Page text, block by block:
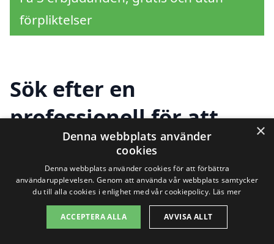
förpliktelser
Sök efter en
professionell för att
renovera kök i andra
städer nära Skellefteå
Att renovera kök i Skellefteå kan vara en
×
Denna webbplats använder
cookies
Denna webbplats använder cookies för att förbättra
användarupplevelsen. Genom att använda vår webbplats samtycker
du till alla cookies i enlighet med vår cookiepolicy. Läs mer
ACCEPTERA ALLA AVVISA ALLT